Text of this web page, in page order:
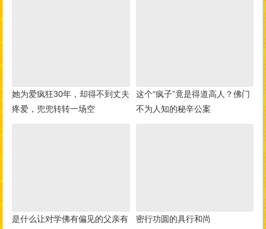
她为爱疯狂30年，却得不到丈夫
疼爱，兜兜转转一场空
这个“疯子”竟是得道高人？佛门
不为人知的秘辛公案
是什么让对学佛有偏见的父亲有
密行功圆的具行和尚